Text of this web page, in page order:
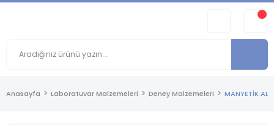
Anasayfa Laboratuvar Malzemeleri Deney Malzemeleri MANYETİK